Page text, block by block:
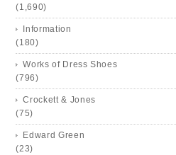
(1,690)
Information
(180)
Works of Dress Shoes
(796)
Crockett & Jones
(75)
Edward Green
(23)